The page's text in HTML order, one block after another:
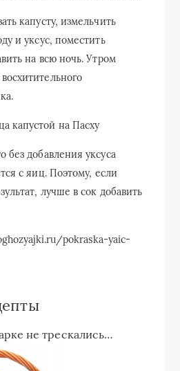
капусту, измельчить
и уксус, поместить
на всю ночь. Утром
добавления уксуса
с яиц. Поэтому, если
лучше в сок добавить
pokraska-yaic-
не трескались…